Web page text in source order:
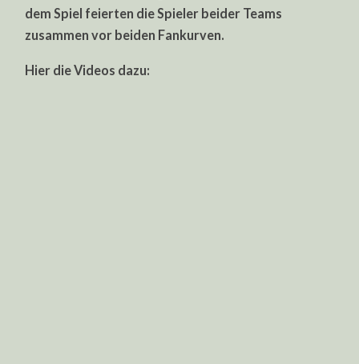
dem Spiel feierten die Spieler beider Teams
zusammen vor beiden Fankurven.
Hier die Videos dazu: